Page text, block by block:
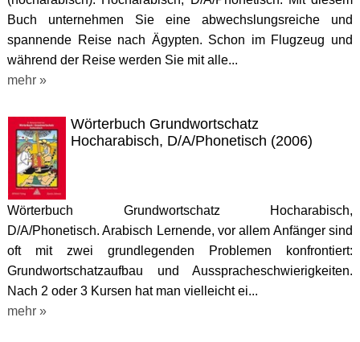
Buch unternehmen Sie eine abwechslungsreiche und
spannende Reise nach Ägypten. Schon im Flugzeug und
während der Reise werden Sie mit alle...
mehr »
Wörterbuch Grundwortschatz
Hocharabisch, D/A/Phonetisch (2006)
Wörterbuch Grundwortschatz Hocharabisch,
D/A/Phonetisch. Arabisch Lernende, vor allem Anfänger sind
oft mit zwei grundlegenden Problemen konfrontiert:
Grundwortschatzaufbau und Ausspracheschwierigkeiten.
Nach 2 oder 3 Kursen hat man vielleicht ei...
mehr »